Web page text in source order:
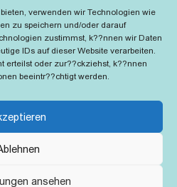
verwenden wir Technologien wie
zu speichern und/oder darauf
zustimmst, k??nnen wir Daten
IDs auf dieser Website verarbeiten.
erteilst oder zur??ckziehst, k??nnen
beeintr??chtigt werden.
ansehen
… Grün ist die Heide …
verzaget nicht …